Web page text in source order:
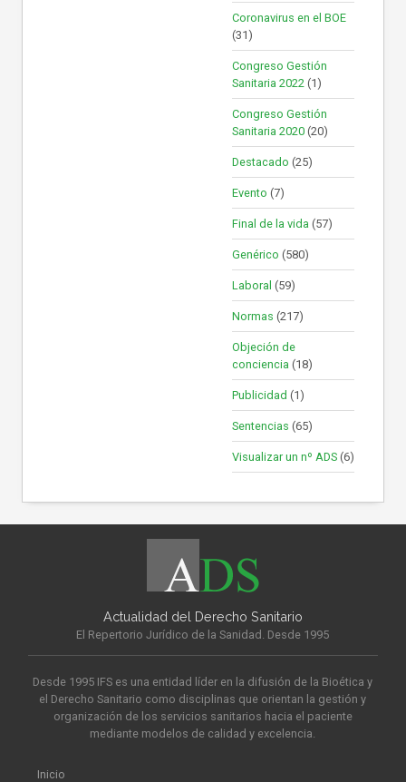
Coronavirus en el BOE
(31)
Congreso Gestión
Sanitaria 2022 (1)
Congreso Gestión
Sanitaria 2020 (20)
Destacado (25)
Evento (7)
Final de la vida (57)
Genérico (580)
Laboral (59)
Normas (217)
Objeción de
conciencia (18)
Publicidad (1)
Sentencias (65)
Visualizar un nº ADS (6)
Actualidad del Derecho Sanitario
El Repertorio Jurídico de la Sanidad. Desde 1995
Desde 1995 IFS es una entidad líder en la difusión de la Bioética y
el Derecho Sanitario como disciplinas que orientan la gestión y
organización de los servicios sanitarios hacia el paciente
mediante modelos de calidad y excelencia.
Inicio